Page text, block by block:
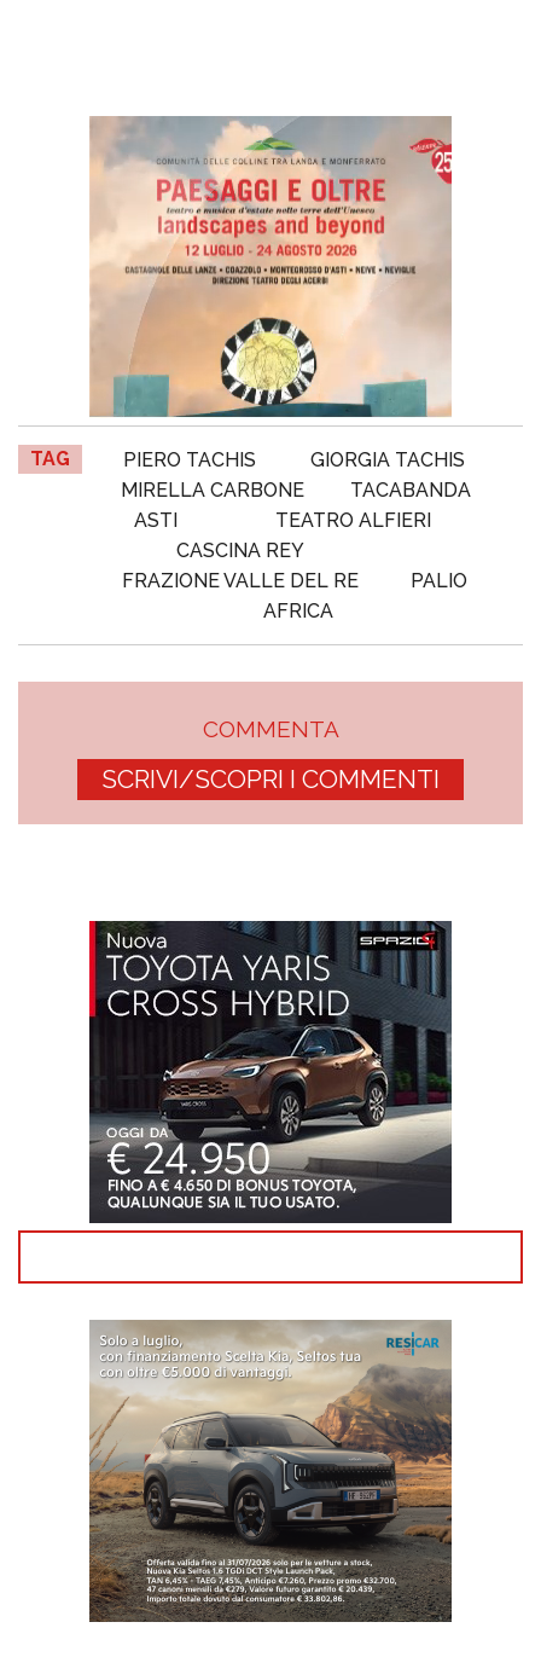
TAG PIERO TACHIS
GIORGIA TACHIS
MIRELLA CARBONE
TACABANDA
ASTI
TEATRO ALFIERI
CASCINA REY
FRAZIONE VALLE DEL RE
PALIO
AFRICA
COMMENTA
SCRIVI/SCOPRI I COMMENTI